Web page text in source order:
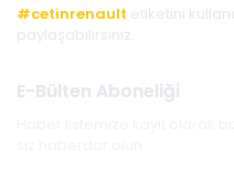
#cetinrenault etiketini
paylaşabilirsiniz.
E-Bülten Aboneliği